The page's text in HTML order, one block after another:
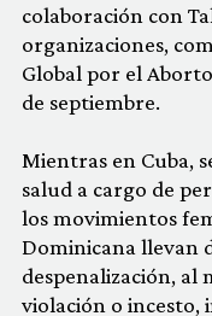
colaboración con
organizaciones,
Global por el
de septiembre.
Mientras en Cuba,
salud a cargo de
los movimientos
Dominicana llevan
despenalización, al
violación o incesto,